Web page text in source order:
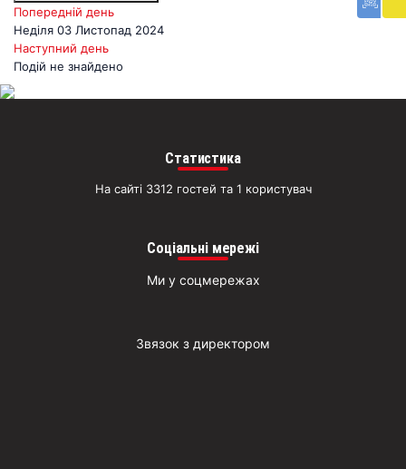
Попередній день
Неділя 03 Листопад 2024
Наступний день
Подій не знайдено
Статистика
На сайті 3312 гостей та 1 користувач
Соціальні мережі
Ми у соцмережах
Звязок з директором